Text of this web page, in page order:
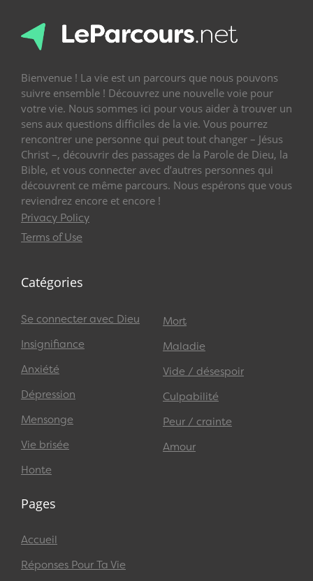
Bienvenue ! La vie est un parcours que nous pouvons
suivre ensemble ! Découvrez une nouvelle voie pour
votre vie. Nous sommes ici pour vous aider à trouver un
sens aux questions difficiles de la vie. Vous pourrez
rencontrer une personne qui peut tout changer – Jésus
Christ –, découvrir des passages de la Parole de Dieu, la
Bible, et vous connecter avec d’autres personnes qui
découvrent ce même parcours. Nous espérons que vous
reviendrez encore et encore !
Privacy Policy
Terms of Use
Catégories
Se connecter avec Dieu
Insignifiance
Anxiété
Dépression
Mensonge
Vie brisée
Honte
Mort
Maladie
Vide / désespoir
Culpabilité
Peur / crainte
Amour
Pages
Accueil
Réponses Pour Ta Vie